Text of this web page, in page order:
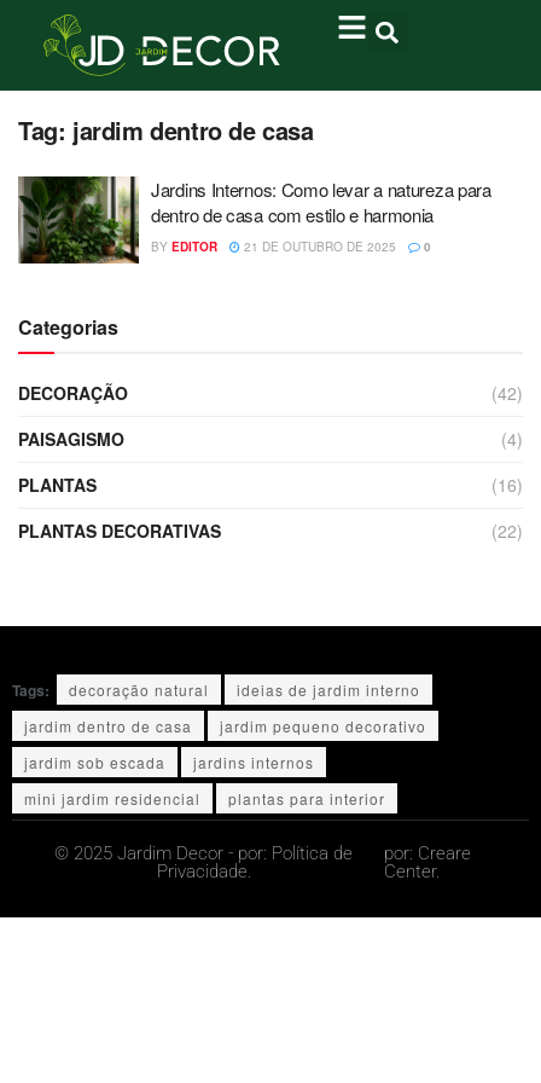
Tag: jardim dentro de casa
Jardins Internos: Como levar a natureza para
dentro de casa com estilo e harmonia
BY EDITOR 21 DE OUTUBRO DE 2025 0
Categorias
DECORAÇÃO
(42)
PAISAGISMO
(4)
PLANTAS
(16)
PLANTAS DECORATIVAS
(22)
Tags: decoração natural
ideias de jardim interno
jardim dentro de casa
jardim pequeno decorativo
jardim sob escada
jardins internos
mini jardim residencial
plantas para interior
© 2025 Jardim Decor - por: Política de
Privacidade.
por: Creare
Center.